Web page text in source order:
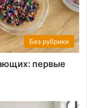
Без рубрики
первые